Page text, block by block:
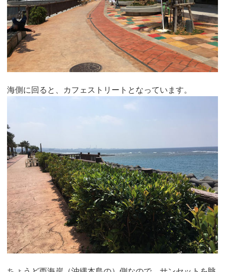
海側に回ると、カフェストリートとなっています。